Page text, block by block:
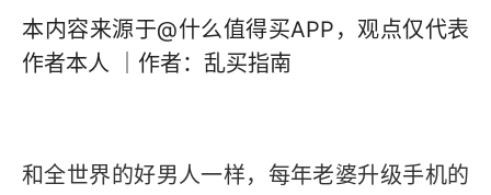
本内容来源于@什么值得买APP，观点仅代表
作者本人 ｜作者：乱买指南
和全世界的好男人一样，每年老婆升级手机的